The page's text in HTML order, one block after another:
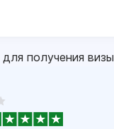
получения визы